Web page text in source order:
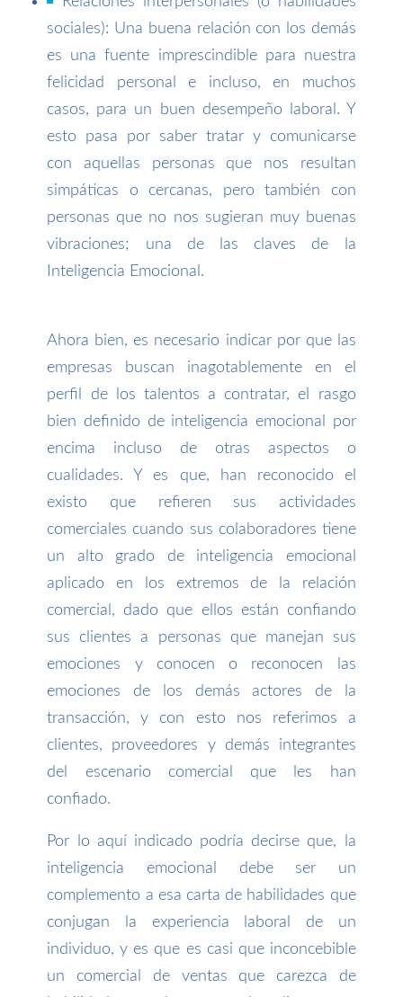
sociales): Una buena relación con los demás
es una fuente imprescindible para nuestra
felicidad personal e incluso, en muchos
casos, para un buen desempeño laboral. Y
esto pasa por saber tratar y comunicarse
con aquellas personas que nos resultan
simpáticas o cercanas, pero también con
personas que no nos sugieran muy buenas
vibraciones; una de las claves de la
Inteligencia Emocional.
Ahora bien, es necesario indicar por que las
empresas buscan inagotablemente en el
perfil de los talentos a contratar, el rasgo
bien definido de inteligencia emocional por
encima incluso de otras aspectos o
cualidades. Y es que, han reconocido el
existo que refieren sus actividades
comerciales cuando sus colaboradores tiene
un alto grado de inteligencia emocional
aplicado en los extremos de la relación
comercial, dado que ellos están confiando
sus clientes a personas que manejan sus
emociones y conocen o reconocen las
emociones de los demás actores de la
transacción, y con esto nos referimos a
clientes, proveedores y demás integrantes
del escenario comercial que les han
confiado.
Por lo aquí indicado podría decirse que, la
inteligencia emocional debe ser un
complemento a esa carta de habilidades que
conjugan la experiencia laboral de un
individuo, y es que es casi que inconcebible
un comercial de ventas que carezca de